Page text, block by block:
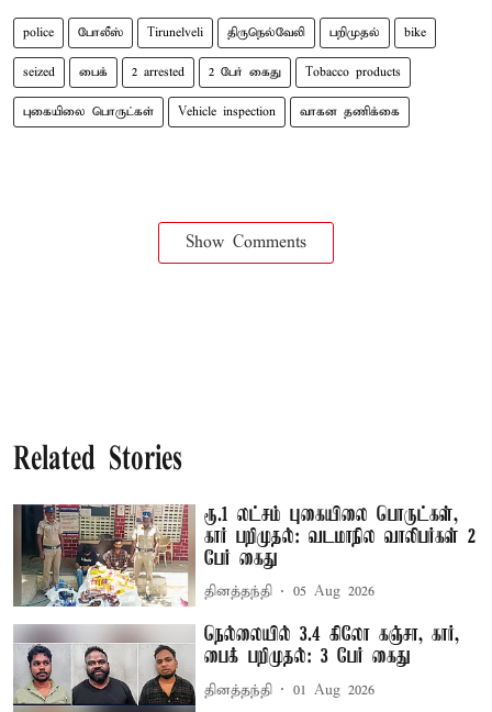
police போலீஸ் Tirunelveli திருநெல்வேலி பறிமுதல் bike
seized பைக் 2 arrested 2 பேர் கைது Tobacco products
புகையிலை பொருட்கள் Vehicle inspection வாகன தணிக்கை
Show Comments
Related Stories
ரூ.1 லட்சம் புகையிலை பொருட்கள்,
கார் பறிமுதல்: வடமாநில வாலிபர்கள் 2
பேர் கைது
தினத்தந்தி 05 Aug 2026
நெல்லையில் 3.4 கிலோ கஞ்சா, கார்,
பைக் பறிமுதல்: 3 பேர் கைது
தினத்தந்தி 01 Aug 2026